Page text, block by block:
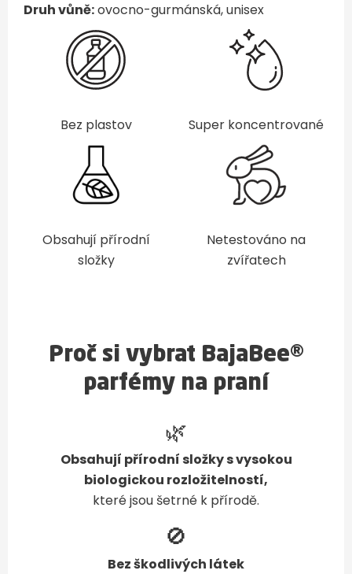
Druh vůně:ovocno-gurmánská, unisex
Bez plastov Super koncentrované
Obsahují přírodní
složky
Netestováno na
zvířatech
Proč si vybrat BajaBee®
parfémy na praní
🌿
Obsahují přírodní složky s vysokou
biologickou rozložitelností,
které jsou šetrné k přírodě.
🚫
Bez škodlivých látek